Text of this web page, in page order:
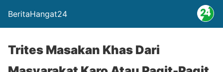
BeritaHangat24
Trites Masakan Khas Dari